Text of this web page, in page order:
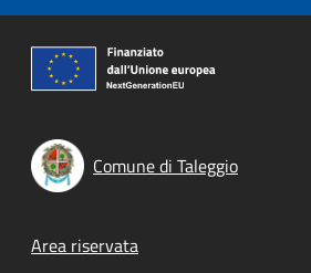
Comune di Taleggio
Footer menu
Area riservata